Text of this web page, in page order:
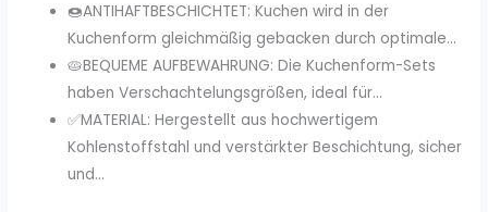
🍩ANTIHAFTBESCHICHTET: Kuchen wird in der
Kuchenform gleichmäßig gebacken durch optimale...
🥧BEQUEME AUFBEWAHRUNG: Die Kuchenform-Sets
haben Verschachtelungsgrößen, ideal für...
✅MATERIAL: Hergestellt aus hochwertigem
Kohlenstoffstahl und verstärkter Beschichtung, sicher
und...